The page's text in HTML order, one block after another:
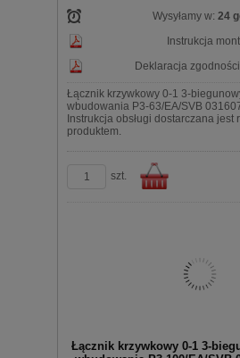
Wysyłamy w: 24
Instrukcja
Deklaracja
Łącznik krzywkowy 0-1 3-
wbudowania P3-63/EA/SVB
Instrukcja obsługi dostarczana jest
produktem.
szt.
Łącznik krzywkowy 0-1 3-